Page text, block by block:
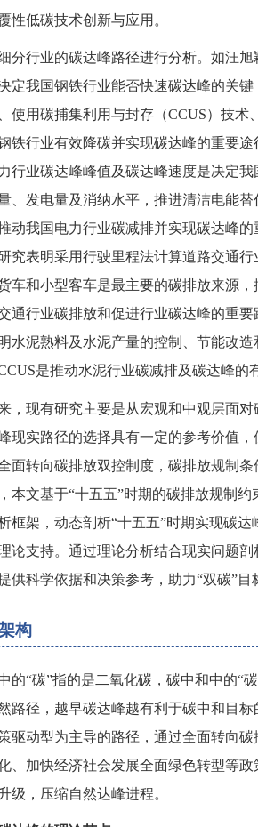
性低碳技术创新与应用。
分行业的碳达峰路径进行分析。如汪
定我国钢铁行业能否快速碳达峰的关
使用碳捕集利用与封存（CCUS）技术
铁行业有效降碳并实现碳达峰的重要
行业碳达峰峰值及碳达峰速度是决定
、发电量及消纳水平，推进清洁电能
动我国电力行业碳减排并实现碳达峰
究表明采用行驶里程法计算道路交通
车和小型客车是最主要的碳排放来源
通行业碳排放和促进行业碳达峰的重
水泥熟料及水泥产量的控制、节能改
是推动水泥行业碳减排及碳达峰的
，现有研究主要是从宏观和中观层面
现实路径的选择具有一定的参考价值
面转向碳排放双控制度，碳排放规制
本文基于“十五五”时期的碳排放规制
框架，动态剖析“十五五”时期实现碳
论支持。通过理论分析结合现实问题
供科学依据和决策参考，助力“双碳”目
构
的“碳”指的是二氧化碳，碳中和中的“
路径，越早碳达峰越有利于碳中和目
驱动型为主导的路径，通过全面转向
、加快经济社会发展全面绿色转型等
级，压缩自然达峰进程。